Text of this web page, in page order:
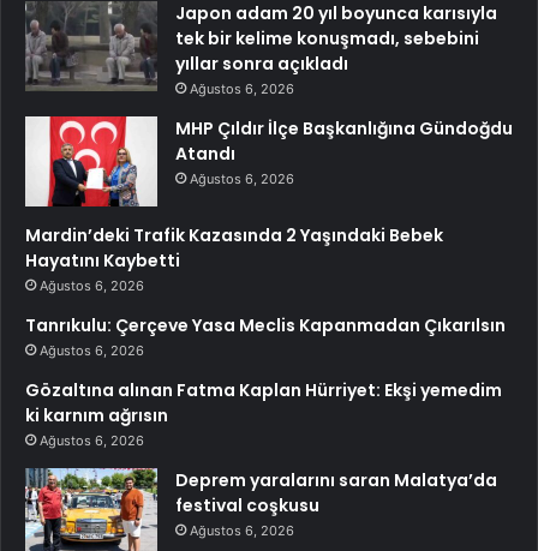
Japon adam 20 yıl boyunca karısıyla
tek bir kelime konuşmadı, sebebini
yıllar sonra açıkladı
Ağustos 6, 2026
MHP Çıldır İlçe Başkanlığına Gündoğdu
Atandı
Ağustos 6, 2026
Mardin’deki Trafik Kazasında 2 Yaşındaki Bebek
Hayatını Kaybetti
Ağustos 6, 2026
Tanrıkulu: Çerçeve Yasa Meclis Kapanmadan Çıkarılsın
Ağustos 6, 2026
Gözaltına alınan Fatma Kaplan Hürriyet: Ekşi yemedim
ki karnım ağrısın
Ağustos 6, 2026
Deprem yaralarını saran Malatya’da
festival coşkusu
Ağustos 6, 2026